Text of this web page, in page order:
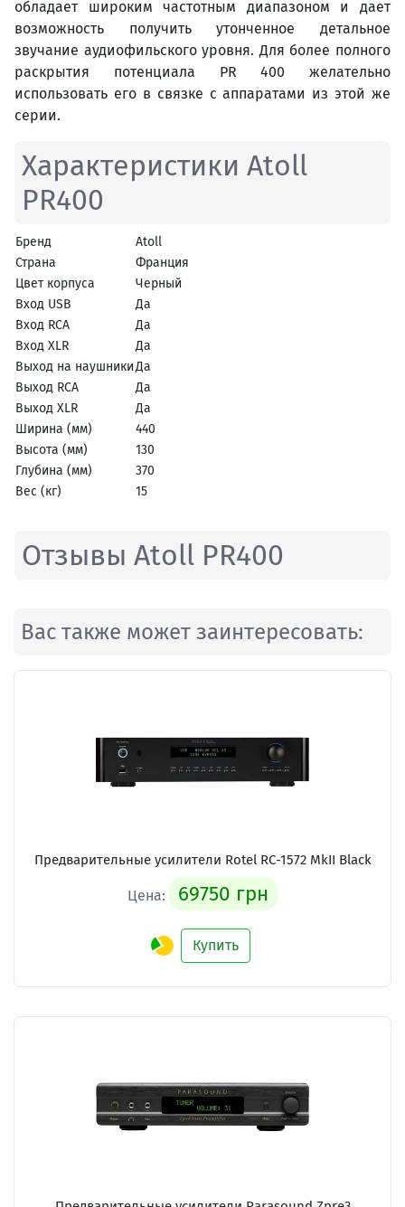
обладает широким частотным диапазоном и дает
возможность получить утонченное детальное
звучание аудиофильского уровня. Для более полного
раскрытия потенциала PR 400 желательно
использовать его в связке с аппаратами из этой же
серии.
Характеристики Atoll
PR400
Бренд
Atoll
Страна
Франция
Цвет корпуса
Черный
Вход USB
Да
Вход RCA
Да
Вход XLR
Да
Выход на наушникиДа
Выход RCA
Да
Выход XLR
Да
Ширина (мм)
440
Высота (мм)
130
Глубина (мм)
370
Вес (кг)
15
Отзывы Atoll PR400
Вас также может заинтересовать:
Предварительные усилители Rotel RC-1572 MkII Black
Цена: 69750 грн
Купить